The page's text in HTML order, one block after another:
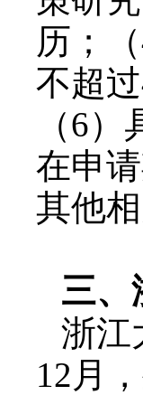
历；（
不超过
（6）
在申
其他相
三、
浙江
12 月